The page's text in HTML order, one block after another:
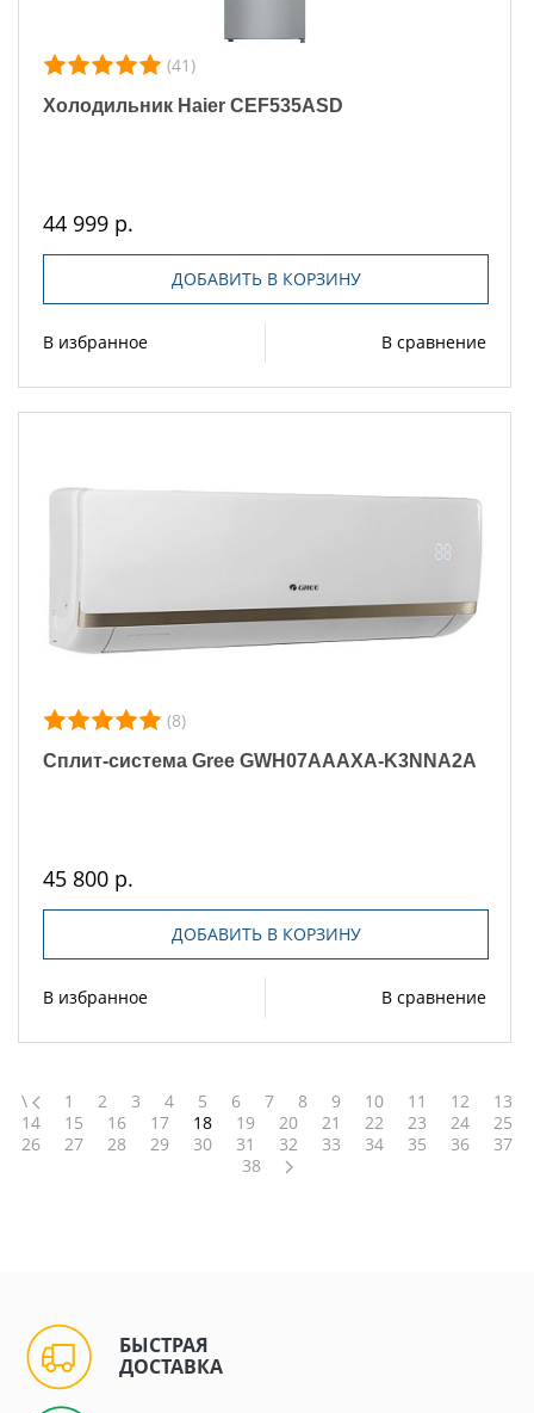
(41)
Холодильник Haier CEF535ASD
44 999 р.
ДОБАВИТЬ В КОРЗИНУ
В избранное В сравнение
(8)
Сплит-система Gree GWH07AAAXA-K3NNA2A
45 800 р.
ДОБАВИТЬ В КОРЗИНУ
В избранное В сравнение
\ 1 2 3 4 5 6 7 8 9 10 11 12
13
14
15 16 17 18 19 20 21 22 23 24
25
26
27 28 29 30 31 32 33 34 35 36
37
38
БЫСТРАЯ
ДОСТАВКА